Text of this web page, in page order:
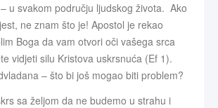
u svakom području ljudskog života. Ako
ne znam što je! Apostol je rekao
Boga da vam otvori oči vašega srca
vidjeti silu Kristova uskrsnuća (Ef 1).
– što bi još mogao biti problem?
sa željom da ne budemo u strahu i